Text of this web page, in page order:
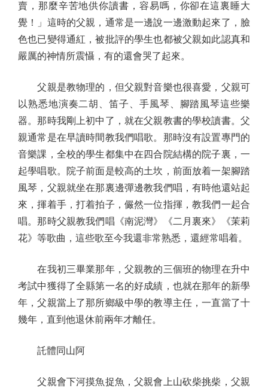
賣，那麼辛苦地供你讀書，容易嗎，你卻在這裏睡大
覺！」這時的父親，通常是一邊說一邊激動起來了，臉
色也已變得通紅，被批評的學生也都被父親如此認真和
嚴厲的神情所震懾，有的還會哭了起來。
父親是教物理的，但父親對音樂也很喜愛，父親可
以熟悉地演奏二胡、笛子、手風琴、腳踏風琴這些樂
器。那時我剛上初中了，就在父親教書的學校讀書。父
親通常是在早讀時間教我們唱歌。那時沒有設置專門的
音樂課，全校的學生都集中在四合院結構的院子裏，一
起學唱歌。院子前面是較高的土坎，前面放着一架腳踏
風琴，父親就坐在那裏邊彈邊教我們唱，有時他還站起
來，揮着手，打着拍子，儼然一位指揮，教我們一起合
唱。那時父親教我們唱《南泥灣》《二月裏來》《茉莉
花》等歌曲，這些歌至今我還非常熟悉，還經常唱着。
在我初三畢業那年，父親教的三個班的物理在升中
考試中獲得了全縣第一名的好成績，也就在那年的新學
年，父親當上了那所鄉級中學的教導主任，一直當了十
幾年，直到他退休前兩年才離任。
託體同山阿
父親會下河摸魚捉魚，父親會上山砍柴挑柴，父親